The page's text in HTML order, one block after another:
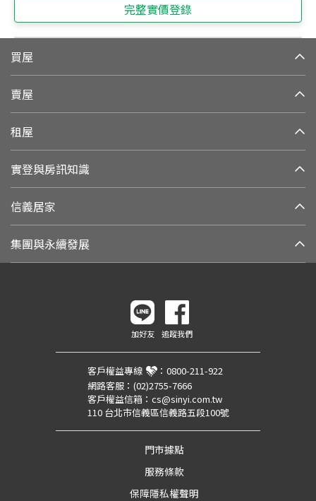
完整實價登錄
買屋
賣屋
租屋
實登與房訊知識
信義居家
集團與永續發展
加好友 追蹤我們
客戶權益專線 ： 0800-211-922
網路客服： (02)2755-7666
客戶權益信箱： cs@sinyi.com.tw
110 台北市信義區信義路五段100號
門市據點
服務條款
保障隱私權聲明